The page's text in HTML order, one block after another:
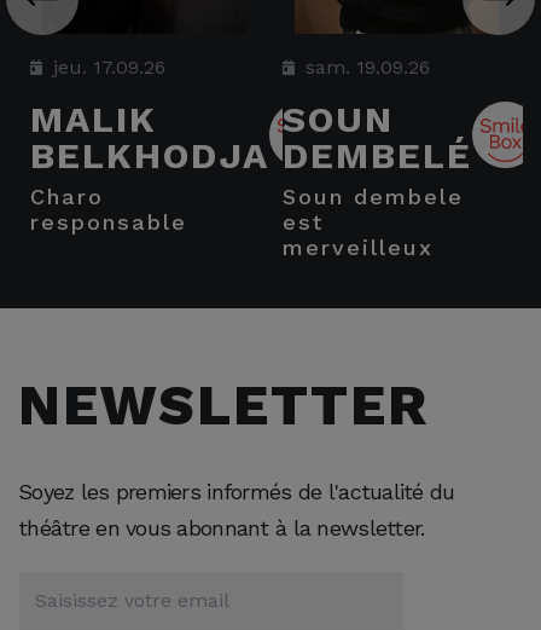
jeu. 17.09.26
MALIK
BELKHODJA
charo
responsable
sam. 19.09.26
SOUN
DEMBELÉ
soun dembele
est
merveilleux
NEWSLETTER
Soyez les premiers informés de l'actualité du
théâtre en vous abonnant à la newsletter.